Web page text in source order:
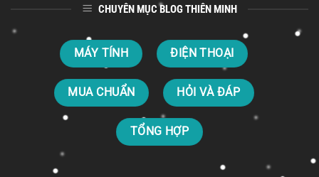
CHUYÊN MỤC BLOG THIÊN MINH
MÁY TÍNH ĐIỆN THOẠI
MUA CHUẨN HỎI VÀ ĐÁP
TỔNG HỢP